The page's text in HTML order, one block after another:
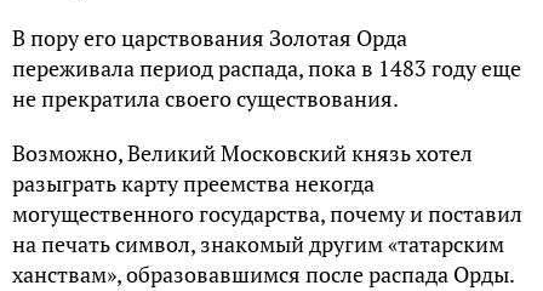
В пору его царствования Золотая Орда
переживала период распада, пока в 1483 году еще
не прекратила своего существования.
Возможно, Великий Московский князь хотел
разыграть карту преемства некогда
могущественного государства, почему и поставил
на печать символ, знакомый другим «татарским
ханствам», образовавшимся после распада Орды.